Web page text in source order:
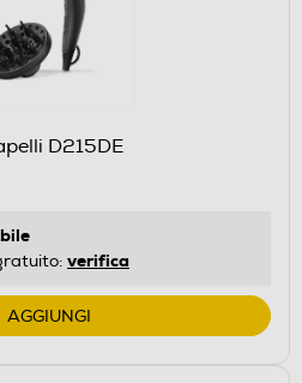
D215DE
verifica
AGGIUNGI